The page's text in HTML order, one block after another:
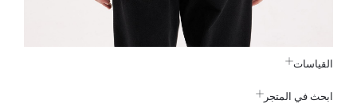
القياسات
ابحث في المتجر